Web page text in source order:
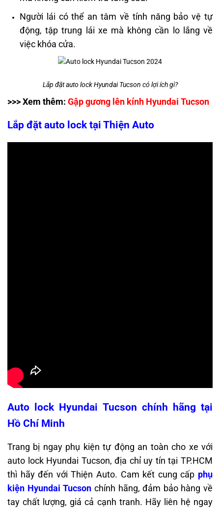
Người lái có thể an tâm về tính năng bảo vệ tự
động, tập trung lái xe mà không cần lo lắng về
việc khóa cửa.
Lắp đặt auto lock Hyundai Tucson có lợi ích gì?
>>> Xem thêm: Gập gương lên kính Hyundai Tucson
Lắp đặt auto lock tại Thiện Auto
Auto lock Hyundai Tucson chính hãng tại
Hồ Chí Minh
Trang bị ngay phụ kiện tự động an toàn cho xe với
auto lock Hyundai Tucson, địa chỉ uy tín tại TP.HCM
thì hãy đến với Thiện Auto. Cam kết cung cấp phụ
kiện Hyundai Tucson chính hãng, đảm bảo hàng về
tay chất lượng, giá cả cạnh tranh. Hãy liên hệ ngay